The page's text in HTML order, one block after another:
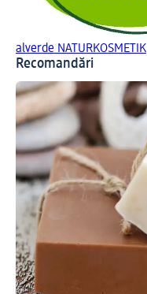
alverde NATURKOSMETIK
Recomandări